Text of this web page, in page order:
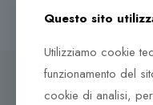
Questo sito
Utilizziamo cookie
funzionamento del
cookie di analisi,